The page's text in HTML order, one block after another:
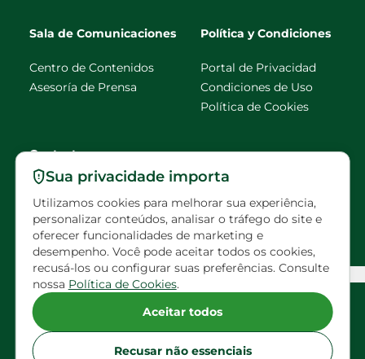
Sua privacidade importa
Utilizamos cookies para melhorar sua experiência,
personalizar conteúdos, analisar o tráfego do site e
oferecer funcionalidades de marketing e
desempenho. Você pode aceitar todos os cookies,
recusá-los ou configurar suas preferências. Consulte
nossa Política de Cookies.
Aceitar todos
Recusar não essenciais
Sala de Comunicaciones
Centro de Contenidos
Asesoría de Prensa
Política y Condiciones
Portal de Privacidad
Condiciones de Uso
Política de Cookies
Contacto
faleconosco@eldorado
brasil.com.br
Visitas programadas
Configuração de Cookies
Acompañe a Eldorado en las redes sociales